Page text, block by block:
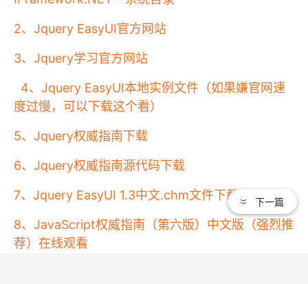
2、Jquery EasyUI官方网站
3、Jquery学习官方网站
4、Jquery EasyUI本地实例文件（如果嫌官网速
度过慢，可以下载这个看）
5、Jquery权威指南下载
6、Jquery权威指南源代码下载
7、Jquery EasyUI 1.3中文.chm文件下载
8、JavaScript权威指南（第六版）中文版（强烈推
荐）在线观看
下一篇